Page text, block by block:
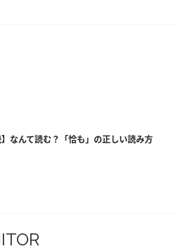
】なんて読む？「恰も」の正しい読み方